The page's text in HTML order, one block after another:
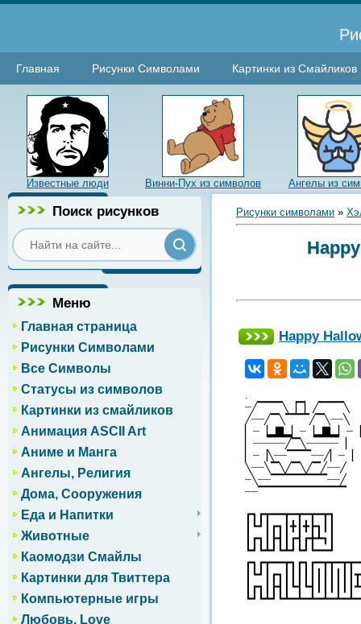
Главная Рисунки Символами Картинки из Смайликов
Известные люди Винни-Пух из символов Ангелы из
Поиск рисунков
Меню
Главная страница
Рисунки Символами
Все Символы
Статусы из символов
Картинки из смайликов
Анимация ASCII Art
Аниме и Манга
Ангелы, Религия
Дома, Сооружения
Еда и Напитки
Животные
Каомодзи Смайлы
Картинки для Твиттера
Компьютерные игры
Любовь, Love
Рисунки символами »
Happy
.
┈╱▔▔▔╲▕▔▏╱▔▔▔╲
╱┈┈╱▔╲▔▔▔╱▔╲┈┈╲
▏┈▕▂▇▂▏┈▕▂▇▂▏┈▕
▏┈┈┈┈┈╱▔╲┈┈┈┈┈▕
▏┈▕╲┈┈▔▔▔┈┈╱▏┈▕
╲┈┈╲▔╲╱▔╲╱▔╱┈┈╱
┈╲┈┈▔▔▔▔▔▔▔┈┈╱
┈┈▔▔▔▔▔▔▔▔▔▔▔
┏┓┏┳━━┳━┳━┳━┳┓
┃┗┛┃┏┓┃╋┃╋┣┓┃┃
┃┏┓┃┣┫┃┏┫┏╋┻┓┃
┗┛┗┻┛┗┻┛┗┛┗━━┛